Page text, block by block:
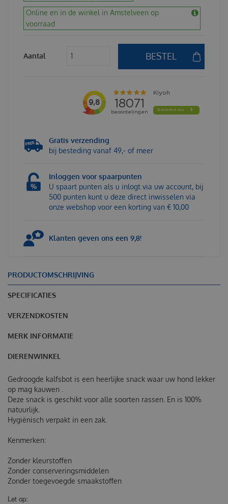
Online en in de winkel in Amstelveen op
voorraad
Aantal
Gratis verzending
bij besteding vanaf 49,- of meer
Inloggen voor spaarpunten
U spaart punten als u inlogt via uw account, bij
500 punten kunt u deze direct inwisselen via
onze webshop voor een korting van € 10,00
Klanten geven ons een 9,8!
PRODUCTOMSCHRIJVING
SPECIFICATIES
VERZENDKOSTEN
MERK INFORMATIE
DIERENWINKEL
Gedroogde kalfsbot is een heerlijke snack waar uw hond lekker
op mag kauwen .
Deze snack is geschikt voor alle soorten rassen. En is 100%
natuurlijk.
Hygiënisch verpakt in een zak.
Kenmerken:
Zonder kleurstoffen
Zonder conserveringsmiddelen
Zonder toegevoegde smaakstoffen
Let op: